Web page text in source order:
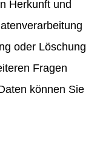
Herkunft und
oder Löschung
Fragen
können Sie